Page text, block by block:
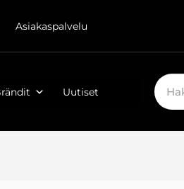
Asiakaspalvelu
Uutiset